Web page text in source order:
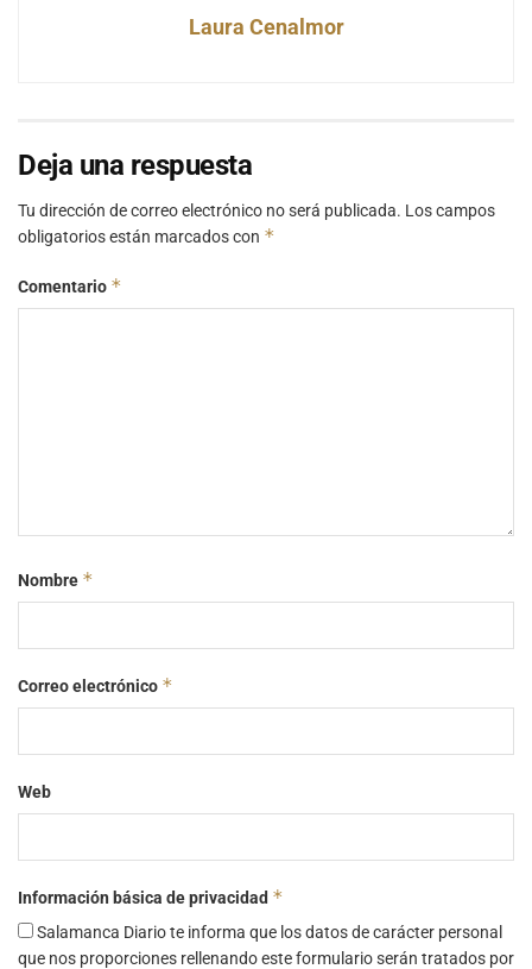
Laura Cenalmor
Deja una respuesta
Tu dirección de correo electrónico no será publicada. Los campos
obligatorios están marcados con *
Comentario *
Nombre *
Correo electrónico *
Web
Información básica de privacidad *
Salamanca Diario te informa que los datos de carácter personal
que nos proporciones rellenando este formulario serán tratados por